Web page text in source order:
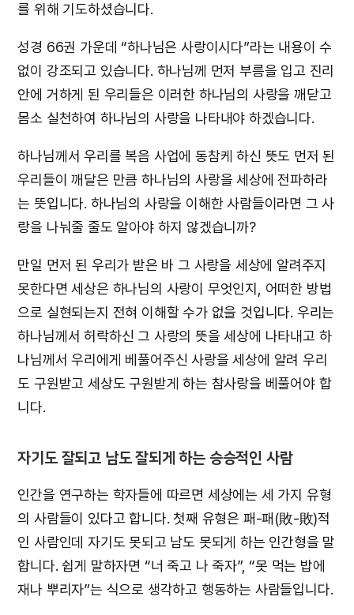
를 위해 기도하셨습니다.
성경 66권 가운데 “하나님은 사랑이시다”라는 내용이 수
없이 강조되고 있습니다. 하나님께 먼저 부름을 입고 진리
안에 거하게 된 우리들은 이러한 하나님의 사랑을 깨닫고
몸소 실천하여 하나님의 사랑을 나타내야 하겠습니다.
하나님께서 우리를 복음 사업에 동참케 하신 뜻도 먼저 된
우리들이 깨달은 만큼 하나님의 사랑을 세상에 전파하라
는 뜻입니다. 하나님의 사랑을 이해한 사람들이라면 그 사
랑을 나눠줄 줄도 알아야 하지 않겠습니까?
만일 먼저 된 우리가 받은 바 그 사랑을 세상에 알려주지
못한다면 세상은 하나님의 사랑이 무엇인지, 어떠한 방법
으로 실현되는지 전혀 이해할 수가 없을 것입니다. 우리는
하나님께서 허락하신 그 사랑의 뜻을 세상에 나타내고 하
나님께서 우리에게 베풀어주신 사랑을 세상에 알려 우리
도 구원받고 세상도 구원받게 하는 참사랑을 베풀어야 합
니다.
자기도 잘되고 남도 잘되게 하는 승승적인 사람
인간을 연구하는 학자들에 따르면 세상에는 세 가지 유형
의 사람들이 있다고 합니다. 첫째 유형은 패-패(敗-敗)적
인 사람인데 자기도 못되고 남도 못되게 하는 인간형을 말
합니다. 쉽게 말하자면 “너 죽고 나 죽자”, “못 먹는 밥에
재나 뿌리자”는 식으로 생각하고 행동하는 사람들입니다.